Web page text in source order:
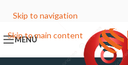
Skip to navigation
Skip to main content
MENÚ